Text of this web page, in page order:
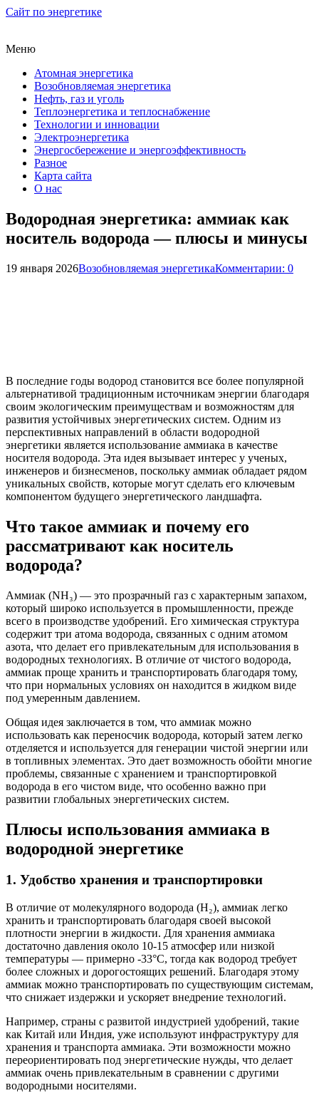
Сайт по энергетике
Меню
Атомная энергетика
Возобновляемая энергетика
Нефть, газ и уголь
Теплоэнергетика и теплоснабжение
Технологии и инновации
Электроэнергетика
Энергосбережение и энергоэффективность
Разное
Карта сайта
О нас
Водородная энергетика: аммиак как
носитель водорода — плюсы и минусы
19 января 2026Возобновляемая энергетикаКомментарии: 0
В последние годы водород становится все более популярной
альтернативой традиционным источникам энергии благодаря
своим экологическим преимуществам и возможностям для
развития устойчивых энергетических систем. Одним из
перспективных направлений в области водородной
энергетики является использование аммиака в качестве
носителя водорода. Эта идея вызывает интерес у ученых,
инженеров и бизнесменов, поскольку аммиак обладает рядом
уникальных свойств, которые могут сделать его ключевым
компонентом будущего энергетического ландшафта.
Что такое аммиак и почему его
рассматривают как носитель
водорода?
Аммиак (NH₃) — это прозрачный газ с характерным запахом,
который широко используется в промышленности, прежде
всего в производстве удобрений. Его химическая структура
содержит три атома водорода, связанных с одним атомом
азота, что делает его привлекательным для использования в
водородных технологиях. В отличие от чистого водорода,
аммиак проще хранить и транспортировать благодаря тому,
что при нормальных условиях он находится в жидком виде
под умеренным давлением.
Общая идея заключается в том, что аммиак можно
использовать как переносчик водорода, который затем легко
отделяется и используется для генерации чистой энергии или
в топливных элементах. Это дает возможность обойти многие
проблемы, связанные с хранением и транспортировкой
водорода в его чистом виде, что особенно важно при
развитии глобальных энергетических систем.
Плюсы использования аммиака в
водородной энергетике
1. Удобство хранения и транспортировки
В отличие от молекулярного водорода (H₂), аммиак легко
хранить и транспортировать благодаря своей высокой
плотности энергии в жидкости. Для хранения аммиака
достаточно давления около 10-15 атмосфер или низкой
температуры — примерно -33°C, тогда как водород требует
более сложных и дорогостоящих решений. Благодаря этому
аммиак можно транспортировать по существующим системам,
что снижает издержки и ускоряет внедрение технологий.
Например, страны с развитой индустрией удобрений, такие
как Китай или Индия, уже используют инфраструктуру для
хранения и транспорта аммиака. Эти возможности можно
переориентировать под энергетические нужды, что делает
аммиак очень привлекательным в сравнении с другими
водородными носителями.